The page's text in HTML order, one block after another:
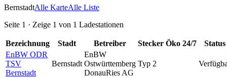
BernstadtAlle KarteAlle Liste
Seite 1 · Zeige 1 von 1 Ladestationen
Bezeichnung Stadt Betreiber Stecker Öko 24/7
Status
EnBW ODR
TSV
Bernstadt
Bernstadt
EnBW
Ostwürttemberg
DonauRies AG
Typ 2